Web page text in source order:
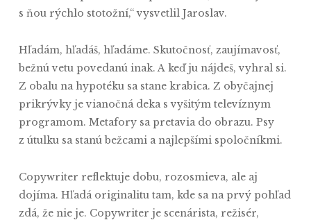
s ňou rýchlo stotožní,“ vysvetlil Jaroslav.
Hľadám, hľadáš, hľadáme. Skutočnosť, zaujímavosť,
bežnú vetu povedanú inak. A keď ju nájdeš, vyhral si.
Z obalu na hypotéku sa stane krabica. Z obyčajnej
prikrývky je vianočná deka s vyšitým televíznym
programom. Metafory sa pretavia do obrazu. Psy
z útulku sa stanú bežcami a najlepšími spoločníkmi.
Copywriter reflektuje dobu, rozosmieva, ale aj
dojíma. Hľadá originalitu tam, kde sa na prvý pohľad
zdá, že nie je. Copywriter je scenárista, režisér,